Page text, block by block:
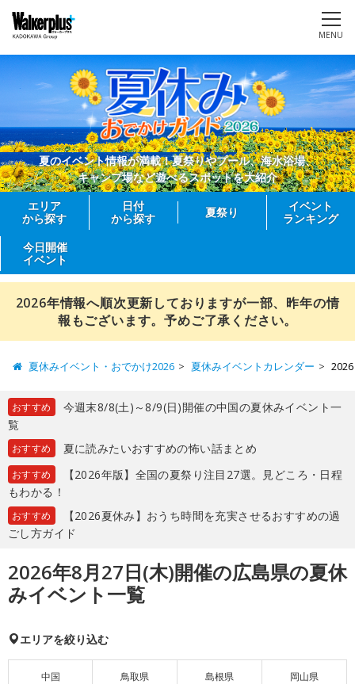
MENU
夏のイベント情報が満載！夏祭りやプール、海水浴場、
キャンプ場など遊べるスポットを大紹介
エリア
から探す
日付
から探す
夏祭り
イベント
ランキング
今日開催
イベント
2026年情報へ順次更新しておりますが一部、昨年の情
報もございます。予めご了承ください。
夏休みイベント・おでかけ2026 夏休みイベントカレンダー
おすすめ
今週末8/8(土)～8/9(日)開催の中国の夏休みイベント一
覧
おすすめ 夏に読みたいおすすめの怖い話まとめ
おすすめ
【2026年版】全国の夏祭り注目27選。見どころ・日程
もわかる！
おすすめ
【2026夏休み】おうち時間を充実させるおすすめの過
ごし方ガイド
2026年8月27日(木)開催の広島県の夏休
みイベント一覧
エリアを絞り込む
中国 鳥取県 島根県 岡山県